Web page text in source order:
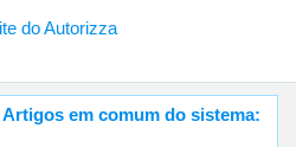
do Autorizza
Artigos em comum do sistema: